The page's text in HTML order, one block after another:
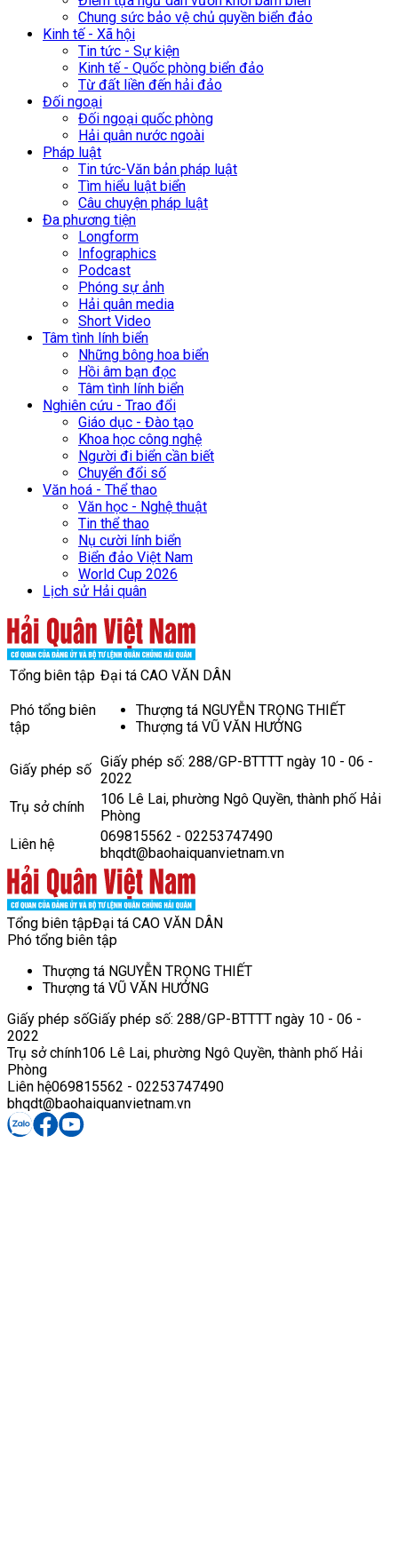
Chung sức bảo vệ chủ quyền biển đảo
Kinh tế - Xã hội
Tin tức - Sự kiện
Kinh tế - Quốc phòng biển đảo
Từ đất liền đến hải đảo
Đối ngoại
Đối ngoại quốc phòng
Hải quân nước ngoài
Pháp luật
Tin tức-Văn bản pháp luật
Tìm hiểu luật biển
Câu chuyện pháp luật
Đa phương tiện
Longform
Infographics
Podcast
Phóng sự ảnh
Hải quân media
Short Video
Tâm tình lính biển
Những bông hoa biển
Hồi âm bạn đọc
Tâm tình lính biển
Nghiên cứu - Trao đổi
Giáo dục - Đào tạo
Khoa học công nghệ
Người đi biển cần biết
Chuyển đổi số
Văn hoá - Thể thao
Văn học - Nghệ thuật
Tin thể thao
Nụ cười lính biển
Biển đảo Việt Nam
World Cup 2026
Lịch sử Hải quân
Tổng biên tập Đại tá CAO VĂN DÂN
Phó tổng biên
tập
Thượng tá NGUYỄN TRỌNG THIẾT
Thượng tá VŨ VĂN HƯỞNG
Giấy phép số Giấy phép số: 288/GP-BTTTT ngày 10 - 06 -
2022
Trụ sở chính
106 Lê Lai, phường Ngô Quyền, thành phố Hải
Phòng
Liên hệ
069815562 - 02253747490
bhqdt@baohaiquanvietnam.vn
Tổng biên tậpĐại tá CAO VĂN DÂN
Phó tổng biên tập
Thượng tá NGUYỄN TRỌNG THIẾT
Thượng tá VŨ VĂN HƯỞNG
Giấy phép sốGiấy phép số: 288/GP-BTTTT ngày 10 - 06 -
2022
Trụ sở chính106 Lê Lai, phường Ngô Quyền, thành phố Hải
Phòng
Liên hệ069815562 - 02253747490
bhqdt@baohaiquanvietnam.vn